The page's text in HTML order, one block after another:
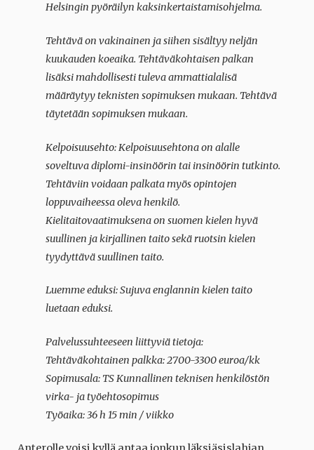
Helsingin pyöräilyn kaksinkertaistamisohjelma.
Tehtävä on vakinainen ja siihen sisältyy neljän
kuukauden koeaika. Tehtäväkohtaisen palkan
lisäksi mahdollisesti tuleva ammattialalisä
määräytyy teknisten sopimuksen mukaan. Tehtävä
täytetään sopimuksen mukaan.
Kelpoisuusehto: Kelpoisuusehtona on alalle
soveltuva diplomi-insinöörin tai insinöörin tutkinto.
Tehtäviin voidaan palkata myös opintojen
loppuvaiheessa oleva henkilö.
Kielitaitovaatimuksena on suomen kielen hyvä
suullinen ja kirjallinen taito sekä ruotsin kielen
tyydyttävä suullinen taito.
Luemme eduksi: Sujuva englannin kielen taito
luetaan eduksi.
Palvelussuhteeseen liittyviä tietoja:
Tehtäväkohtainen palkka: 2700-3300 euroa/kk
Sopimusala: TS Kunnallinen teknisen henkilöstön
virka- ja työehtosopimus
Työaika: 36 h 15 min / viikko